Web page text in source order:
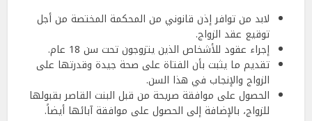
لابد من توافر إذن قانوني من المحكمة المختصة من أجل
توقيع عقد الزواج.
إجراء عقود للأشخاص الذين يتزوجون تحت سن 18 عام.
تقديم ما يثبت بأن الفتاة على صحة جيدة وقدرتها على
الزواج والإنجاب في هذا السن.
الحصول على موافقة صريحة من قبل البنت القاصر بقبولها
للزواج، بالإضافة إلى الحصول على موافقة آبائها أيضاً.